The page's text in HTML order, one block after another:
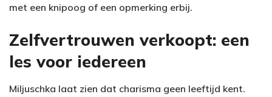
met een knipoog of een opmerking erbij.
Zelfvertrouwen verkoopt: een
les voor iedereen
Miljuschka laat zien dat charisma geen leeftijd kent.